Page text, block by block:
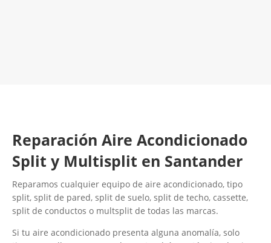
Reparación Aire Acondicionado
Split y Multisplit en Santander
Reparamos cualquier equipo de aire acondicionado, tipo
split, split de pared, split de suelo, split de techo, cassette,
split de conductos o multsplit de todas las marcas.
Si tu aire acondicionado presenta alguna anomalía, solo